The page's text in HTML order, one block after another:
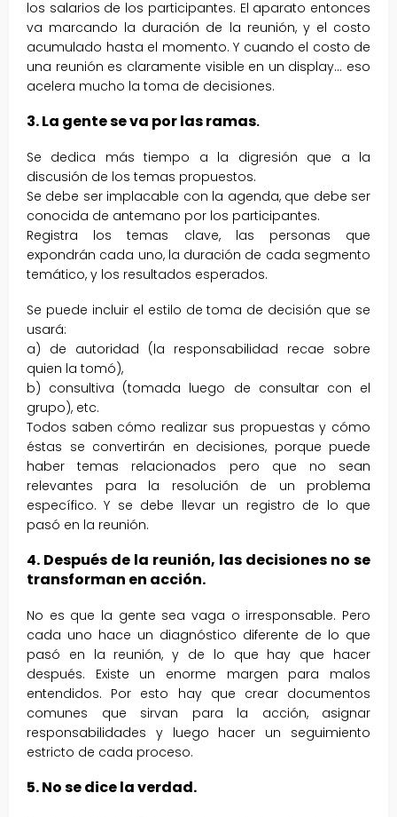
los salarios de los participantes. El aparato entonces
va marcando la duración de la reunión, y el costo
acumulado hasta el momento. Y cuando el costo de
una reunión es claramente visible en un display… eso
acelera mucho la toma de decisiones.
3. La gente se va por las ramas.
Se dedica más tiempo a la digresión que a la
discusión de los temas propuestos.
Se debe ser implacable con la agenda, que debe ser
conocida de antemano por los participantes.
Registra los temas clave, las personas que
expondrán cada uno, la duración de cada segmento
temático, y los resultados esperados.
Se puede incluir el estilo de toma de decisión que se
usará:
a) de autoridad (la responsabilidad recae sobre
quien la tomó),
b) consultiva (tomada luego de consultar con el
grupo), etc.
Todos saben cómo realizar sus propuestas y cómo
éstas se convertirán en decisiones, porque puede
haber temas relacionados pero que no sean
relevantes para la resolución de un problema
específico. Y se debe llevar un registro de lo que
pasó en la reunión.
4. Después de la reunión, las decisiones no se
transforman en acción.
No es que la gente sea vaga o irresponsable. Pero
cada uno hace un diagnóstico diferente de lo que
pasó en la reunión, y de lo que hay que hacer
después. Existe un enorme margen para malos
entendidos. Por esto hay que crear documentos
comunes que sirvan para la acción, asignar
responsabilidades y luego hacer un seguimiento
estricto de cada proceso.
5. No se dice la verdad.